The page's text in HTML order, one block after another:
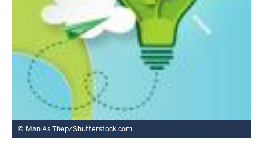
Man As Thep/Shutterstock.com